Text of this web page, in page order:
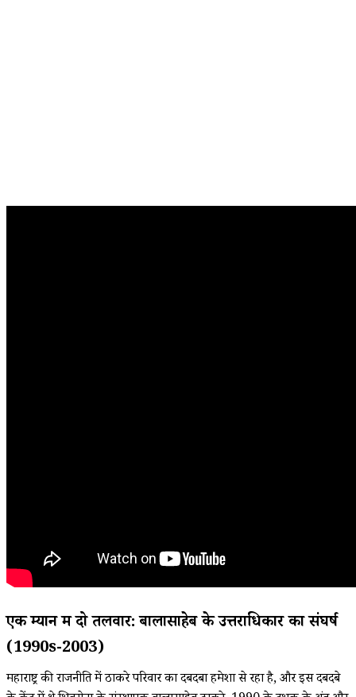
एक म्यान में दो तलवारें: बालासाहेब के उत्तराधिकार का संघर्ष
(1990s-2003)
महाराष्ट्र की राजनीति में ठाकरे परिवार का दबदबा हमेशा से रहा है, और इस दबदबे